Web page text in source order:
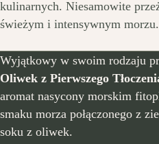
kulinarnych. Niesamowite
świeżym i intensywnym morzu.
Wyjątkowy w swoim rodzaju
Oliwek z Pierwszego
aromat nasycony morskim
smaku morza połączonego z
soku z oliwek.